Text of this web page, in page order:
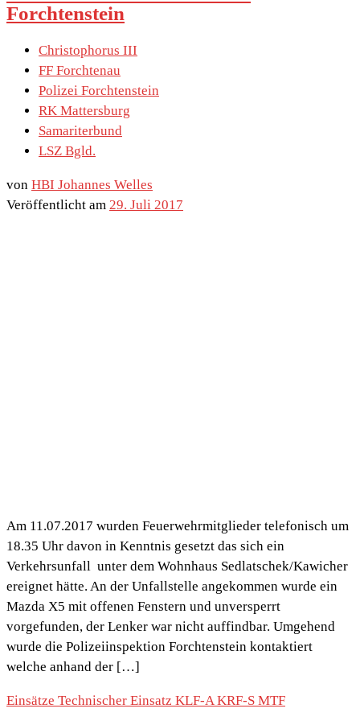
Forchtenstein
Christophorus III
FF Forchtenau
Polizei Forchtenstein
RK Mattersburg
Samariterbund
LSZ Bgld.
von HBI Johannes Welles
Veröffentlicht am 29. Juli 2017
Am 11.07.2017 wurden Feuerwehrmitglieder telefonisch um
18.35 Uhr davon in Kenntnis gesetzt das sich ein
Verkehrsunfall unter dem Wohnhaus Sedlatschek/Kawicher
ereignet hätte. An der Unfallstelle angekommen wurde ein
Mazda X5 mit offenen Fenstern und unversperrt
vorgefunden, der Lenker war nicht auffindbar. Umgehend
wurde die Polizeiinspektion Forchtenstein kontaktiert
welche anhand der […]
Einsätze Technischer Einsatz KLF-A KRF-S MTF